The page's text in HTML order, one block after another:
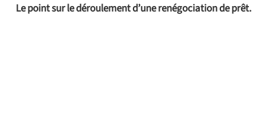
Le point sur le déroulement d’une renégociation de prêt.